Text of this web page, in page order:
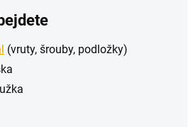
(vruty, šrouby, podložky)